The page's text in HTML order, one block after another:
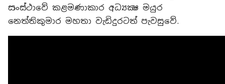
සංස්ථාවේ කළමණාකාර අධ්‍යක්‍ෂ මයුර
නෙත්තිකුමාර මහතා වැඩිදුරටත් පැවසුවේ.